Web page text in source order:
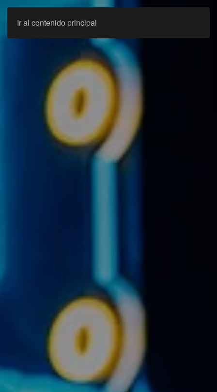
Ir al contenido principal